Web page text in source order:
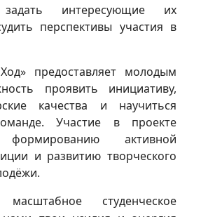
задать интересующие их
перспективы участия в
предоставляет молодым
проявить инициативу,
качества и научиться
Участие в проекте
формированию активной
и развитию творческого
студенческое